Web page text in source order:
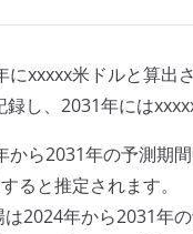
xxxxx米ドルと算出
し、2031年には
ら2031年の予測期
ると推定されます。
2024年から2031年